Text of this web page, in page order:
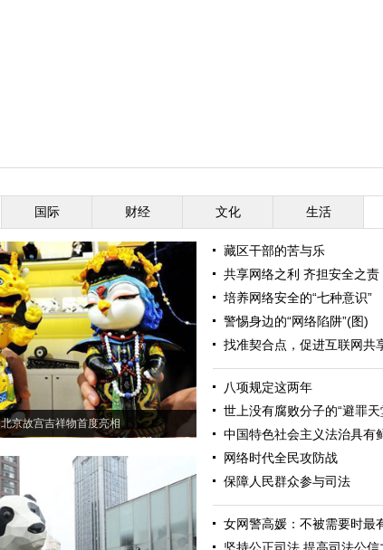
国际 财经 文化 生活
北京故宫吉祥物首度亮相
藏区干部的苦与乐
共享网络之利 齐担安全之责
培养网络安全的“七种意识”
警惕身边的“网络陷阱”(图)
找准契合点，促进互联网共
八项规定这两年
世上没有腐败分子的“避罪天
中国特色社会主义法治具有
网络时代全民攻防战
保障人民群众参与司法
女网警高媛：不被需要时最